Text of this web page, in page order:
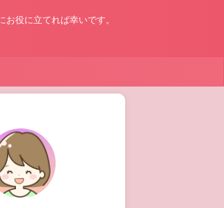
役に立てれば幸いです。